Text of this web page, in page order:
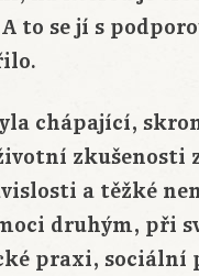
to se jí s
chápající,
zkušenosti
a těžké
druhým, při
praxi, sociální